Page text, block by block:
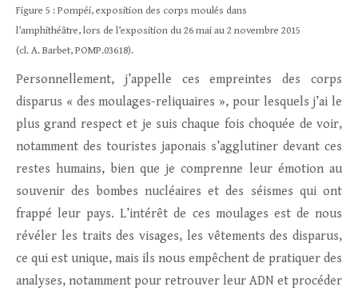
Figure 5 : Pompéi, exposition des corps moulés dans
l’amphithéâtre, lors de l’exposition du 26 mai au 2 novembre 2015
(cl. A. Barbet, POMP.03618).
Personnellement, j’appelle ces empreintes des corps
disparus « des moulages-reliquaires », pour lesquels j’ai le
plus grand respect et je suis chaque fois choquée de voir,
notamment des touristes japonais s’agglutiner devant ces
restes humains, bien que je comprenne leur émotion au
souvenir des bombes nucléaires et des séismes qui ont
frappé leur pays. L’intérêt de ces moulages est de nous
révéler les traits des visages, les vêtements des disparus,
ce qui est unique, mais ils nous empêchent de pratiquer des
analyses, notamment pour retrouver leur ADN et procéder